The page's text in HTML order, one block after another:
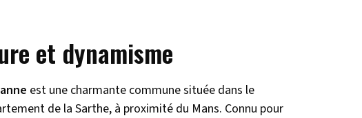
et dynamisme
est une charmante commune située dans le
de la Sarthe, à proximité du Mans. Connu pour